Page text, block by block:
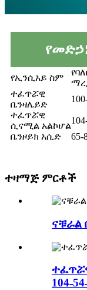
የኢንሲአይ ስም
ተፈጥሯዊ
ቤንዛሌይድ
ተፈጥሯዊ
ሲናሚል አልኮሆል
ቤንዞይክ አሲድ
65-
ተዛማጅ ምርቶች
ናቹራል